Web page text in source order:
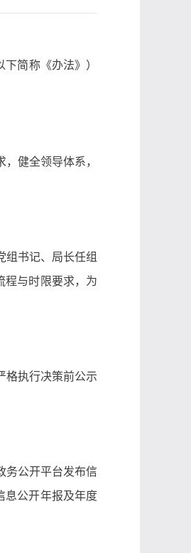
简称《办法》）
健全领导体系，
组书记、局长任组
程与时限要求，为
格执行决策前公示
务公开平台发布信
息公开年报及年度